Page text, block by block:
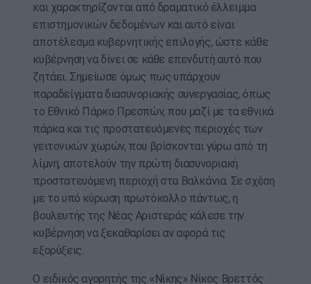
και χαρακτηρίζονται από δραματικό έλλειμμα
επιστημονικών δεδομένων και αυτό είναι
αποτέλεσμα κυβερνητικής επιλογής, ώστε κάθε
κυβέρνηση να δίνει σε κάθε επενδυτή αυτό που
ζητάει. Σημείωσε όμως πως υπάρχουν
παραδείγματα διασυνοριακής συνεργασίας, όπως
το Εθνικό Πάρκο Πρεσπών, που μαζί με τα εθνικά
πάρκα και τις προστατευόμενες περιοχές των
γειτονικών χωρών, που βρίσκονται γύρω από τη
λίμνη, αποτελούν την πρώτη διασυνοριακή
προστατευόμενη περιοχή στα Βαλκάνια. Σε σχέση
με το υπό κύρωση πρωτόκολλο πάντως, η
βουλευτής της Νέας Αριστεράς κάλεσε την
κυβέρνηση να ξεκαθαρίσει αν αφορά τις
εξορύξεις.
Ο ειδικός αγορητής της «Νίκης» Νίκος Βρεττός